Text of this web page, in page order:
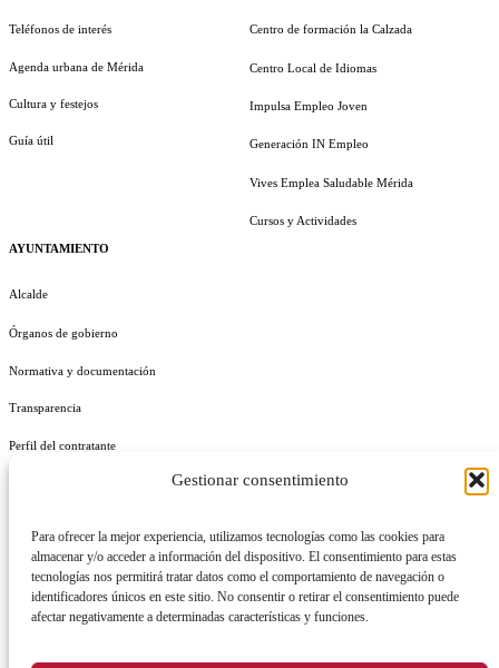
Gestionar consentimiento
Para ofrecer la mejor experiencia, utilizamos tecnologías como las cookies para
almacenar y/o acceder a información del dispositivo. El consentimiento para estas
tecnologías nos permitirá tratar datos como el comportamiento de navegación o
identificadores únicos en este sitio. No consentir o retirar el consentimiento puede
afectar negativamente a determinadas características y funciones.
Teléfonos de interés
Agenda urbana de Mérida
Cultura y festejos
Guía útil
AYUNTAMIENTO
Alcalde
Órganos de gobierno
Normativa y documentación
Transparencia
Perfil del contratante
Centro de formación la Calzada
Centro Local de Idiomas
Impulsa Empleo Joven
Generación IN Empleo
Vives Emplea Saludable Mérida
Cursos y Actividades